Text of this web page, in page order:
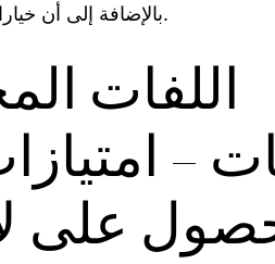
بالإضافة إلى أن خيارات المكافآت الإضافية واضحة.
اللفات
–
على